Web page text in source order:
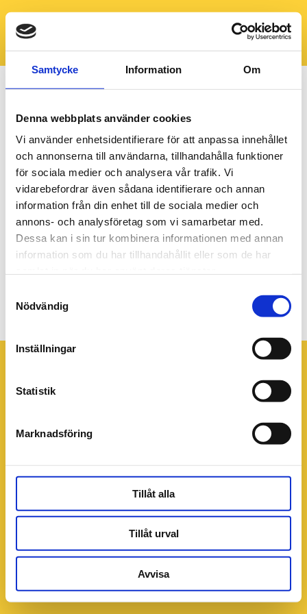
Samtycke Information Om
Denna webbplats använder cookies
Vi använder enhetsidentifierare för att anpassa innehållet
och annonserna till användarna, tillhandahålla funktioner
för sociala medier och analysera vår trafik. Vi
vidarebefordrar även sådana identifierare och annan
information från din enhet till de sociala medier och
annons- och analysföretag som vi samarbetar med.
Dessa kan i sin tur kombinera informationen med annan
information som du har tillhandahållit eller som de har
Nödvändig
Inställningar
Statistik
Marknadsföring
Tillåt alla
Tillåt urval
Avvisa
V. 49-50 undantag råder